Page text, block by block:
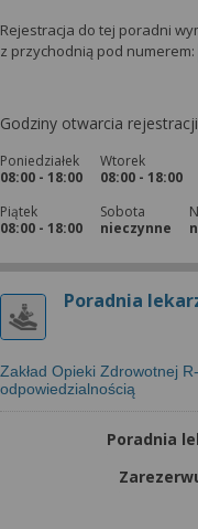
Rejestracja do tej poradni
z przychodnią pod numerem:
Godziny otwarcia
Poniedziałek
08:00 - 18:00
Wtorek
08:00 - 18:00
Piątek
08:00 - 18:00
Sobota
nieczynne
Poradnia
Zakład Opieki Zdrowotnej R-36 Spółka z ograniczoną
odpowiedzialnością
Poradnia